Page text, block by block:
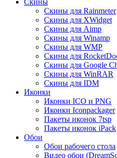
Скины
Скины для Rainmeter
Скины для XWidget
Скины для Aimp
Скины для Winamp
Скины для WMP
Скины для
Скины для Google
Скины для WinRAR
Скины для IDM
Иконки
Иконки ICO и PNG
Иконки Iconpackager
Пакеты иконок 7tsp
Пакеты иконок iPack
Обои
Обои рабочего стола
Видео обои